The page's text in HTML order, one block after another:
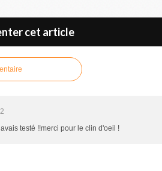
cet article
testé !!merci pour le clin d'oeil !